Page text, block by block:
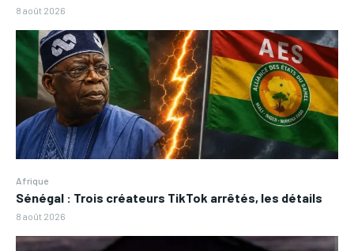
8 août 2026
Afrique
Sénégal : Trois créateurs TikTok arrêtés, les détails
8 août 2026